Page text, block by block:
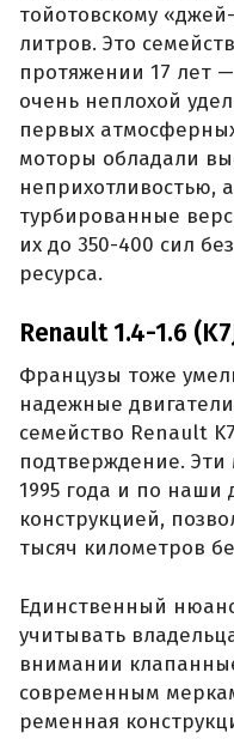
тойотовскому
литров. Это
протяжении 17 лет
очень неплохой
первых
моторы обладали
неприхотливостью,
турбированные
их до 350-400 сил
ресурса.
Renault 1.4-1.6
Французы тоже
надежные
семейство Renault
подтверждение.
1995 года и по наши
конструкцией,
тысяч километров
Единственный
учитывать
внимании
современным
ременная